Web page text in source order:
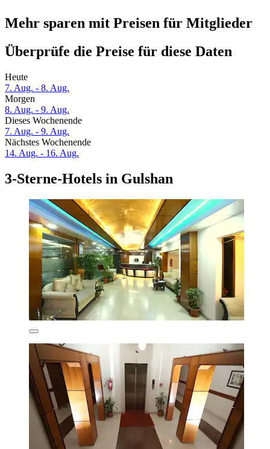
Mehr sparen mit Preisen für Mitglieder
Überprüfe die Preise für diese Daten
Heute
7. Aug. - 8. Aug.
Morgen
8. Aug. - 9. Aug.
Dieses Wochenende
7. Aug. - 9. Aug.
Nächstes Wochenende
14. Aug. - 16. Aug.
3-Sterne-Hotels in Gulshan